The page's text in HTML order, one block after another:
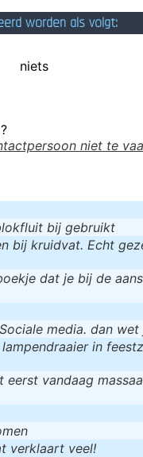
Geej se lèllike voel hod!
worden als volgt:
niets
niet te
bij gebruikt
bij kruidvat. Echt
dat je bij de
media. dan
in
vandaag
verklaart veel!